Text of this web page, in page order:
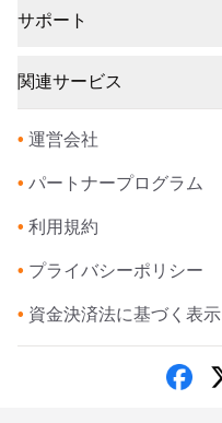
サポート
関連サービス
• 運営会社
• パートナープログラム
• 利用規約
• プライバシーポリシー
• 資金決済法に基づく表示